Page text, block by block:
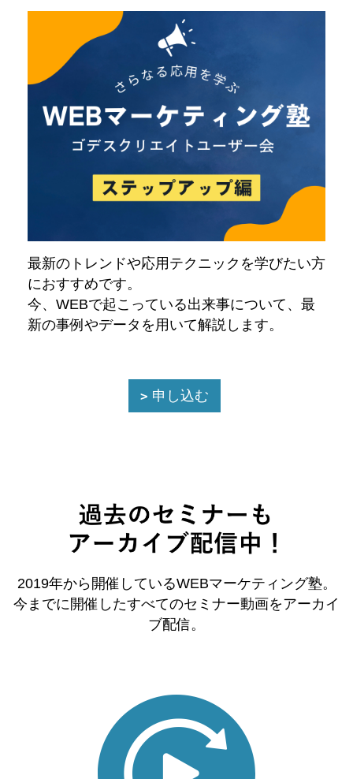
最新のトレンドや応用テクニックを学びたい方
におすすめです。
今、WEBで起こっている出来事について、最
新の事例やデータを用いて解説します。
申し込む
2019年から開催しているWEBマーケティング塾。
今までに開催したすべてのセミナー動画をアーカイ
ブ配信。